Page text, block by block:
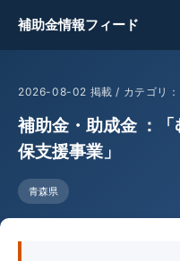
補助金情報フィード
2026-08-02 掲載 / カテゴリ：
補助金・助成金 ：
保支援事業」
青森県